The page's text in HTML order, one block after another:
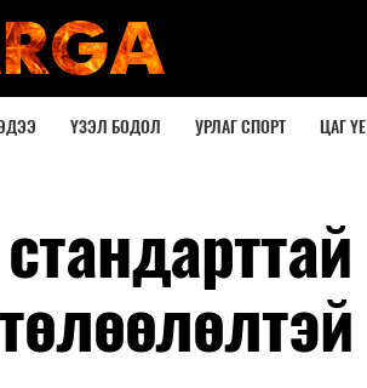
ҮЗЭЛ БОДОЛ УРЛАГ СПОРТ ЦАГ ҮЕ